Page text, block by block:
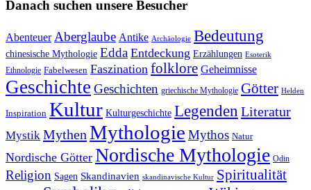
Danach suchen unsere Besucher
Abenteuer Aberglaube Antike Archäologie Bedeutung
chinesische Mythologie Edda Entdeckung Erzählungen Esoterik
Ethnologie Fabelwesen Faszination folklore Geheimnisse
Geschichte Geschichten griechische Mythologie Götter Helden
Inspiration Kultur Kulturgeschichte Legenden Literatur
Mystik Mythen Mythologie Mythos Natur
Nordische Götter Nordische Mythologie Odin
Religion Sagen Skandinavien skandinavische Kultur Spiritualität